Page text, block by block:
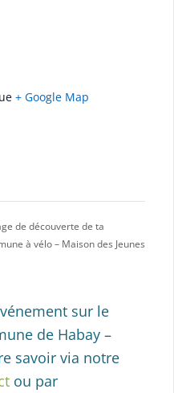
+ Google Map
de découverte de ta
à vélo – Maison des Jeunes
sur le
de Habay –
savoir via notre
ou par